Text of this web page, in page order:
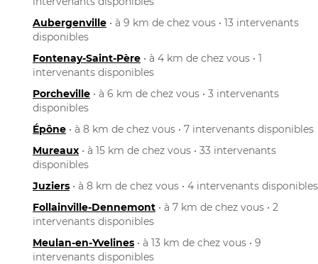
Aubergenville • à 9 km de chez vous • 13 intervenants
disponibles
Fontenay-Saint-Père • à 4 km de chez vous • 1
intervenants disponibles
Porcheville • à 6 km de chez vous • 3 intervenants
disponibles
Épône • à 8 km de chez vous • 7 intervenants disponibles
Mureaux • à 15 km de chez vous • 33 intervenants
disponibles
Juziers • à 8 km de chez vous • 4 intervenants disponibles
Follainville-Dennemont • à 7 km de chez vous • 2
intervenants disponibles
Meulan-en-Yvelines • à 13 km de chez vous • 9
intervenants disponibles